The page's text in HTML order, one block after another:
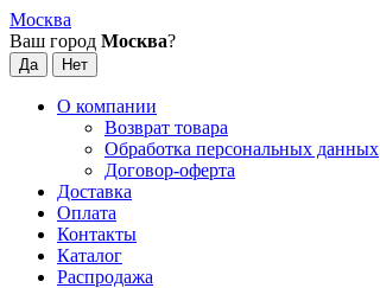
Москва
Ваш город Москва?
О компании
Возврат товара
Обработка персональных данных
Договор-оферта
Доставка
Оплата
Контакты
Каталог
Распродажа